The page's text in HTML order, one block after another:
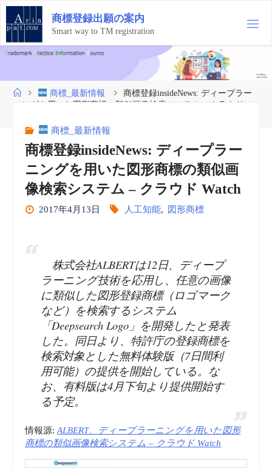
コ
テ
ン
ツ
ス
商標登録出願の案内
Smart way to TM registration
ホ
ー
商標_最新情報
商標登録insideNews: ディープラー
ニングを用いた図形商標の類似画像検索システム – クラウド
商標_最新情報
商標登録insideNews: ディープラー
ニングを用いた図形商標の類似画
像検索システム – クラウド Watch
2017年4月13日 人工知能, 図形商標
株式会社ALBERTは12日、ディープ
ラーニング技術を応用し、任意の画像
に類似した図形登録商標（ロゴマーク
など）を検索するシステム
「Deepsearch Logo」を開発したと発表
した。同日より、特許庁の登録商標を
検索対象とした無料体験版（7日間利
用可能）の提供を開始している。な
お、有料版は4月下旬より提供開始す
る予定。
情報源:ALBERT、ディープラーニングを用いた図形
商標の類似画像検索システム – クラウド Watch